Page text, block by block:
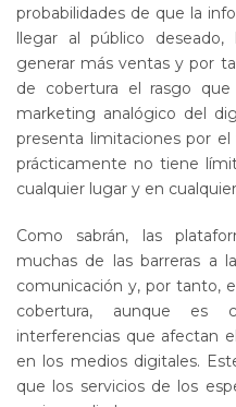
probabilidades de que la
llegar al público
generar más ventas y por
de cobertura el rasgo
marketing analógico del
presenta limitaciones por
prácticamente no tiene
cualquier lugar y en
Como sabrán, las
muchas de las barreras a
comunicación y, por tanto,
cobertura, aunque es
interferencias que afectan
en los medios digitales.
que los servicios de los